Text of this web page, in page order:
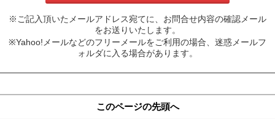
※ご記入頂いたメールアドレス宛てに、お問合せ内容の確認メール
をお送りいたします。
※Yahoo!メールなどのフリーメールをご利用の場合、迷惑メールフ
ォルダに入る場合があります。
このページの先頭へ